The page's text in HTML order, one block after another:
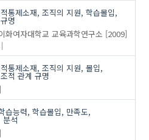
통제소재, 조직의 지원, 학습몰입,
명
화여자대학교 교육과학연구소 [2009]
통제소재, 조직의 지원, 몰입,
적 관계 규명
습능력, 학습몰입, 만족도,
분석